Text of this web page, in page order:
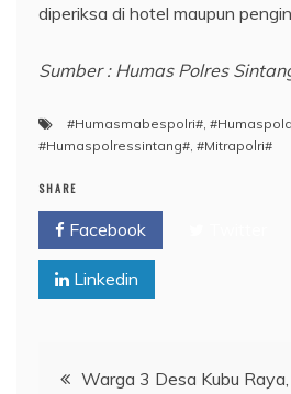
diperiksa di hotel maupun
Sumber : Humas Polres
#Humasmabespolri#
#Humaspolressintang# #Mitrapolri#
SHARE
Facebook
Linkedin
Navigasi
Warga 3 Desa Kubu